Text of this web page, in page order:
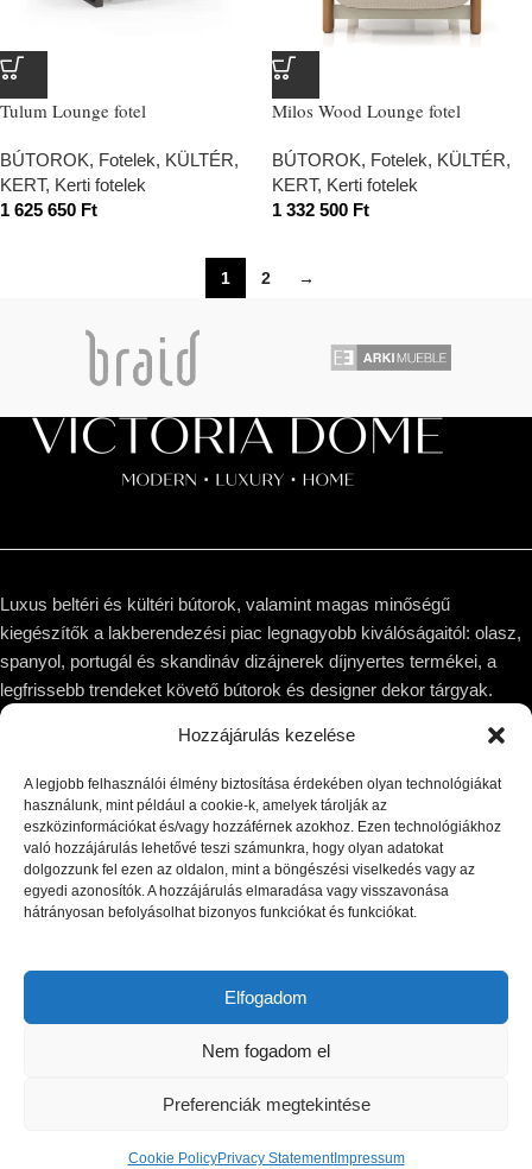
Hozzájárulás kezelése
A legjobb felhasználói élmény biztosítása érdekében olyan technológiákat
használunk, mint például a cookie-k, amelyek tárolják az
eszközinformációkat és/vagy hozzáférnek azokhoz. Ezen technológiákhoz
való hozzájárulás lehetővé teszi számunkra, hogy olyan adatokat
dolgozzunk fel ezen az oldalon, mint a böngészési viselkedés vagy az
egyedi azonosítók. A hozzájárulás elmaradása vagy visszavonása
hátrányosan befolyásolhat bizonyos funkciókat és funkciókat.
Elfogadom
Nem fogadom el
Preferenciák megtekintése
Cookie PolicyPrivacy StatementImpressum
Tulum Lounge fotel
BÚTOROK, Fotelek, KÜLTÉR,
KERT, Kerti fotelek
1 625 650 Ft
Milos Wood Lounge fotel
BÚTOROK, Fotelek, KÜLTÉR,
KERT, Kerti fotelek
1 332 500 Ft
1 2 →
Luxus beltéri és kültéri bútorok, valamint magas minőségű
kiegészítők a lakberendezési piac legnagyobb kiválóságaitól: olasz,
spanyol, portugál és skandináv dizájnerek díjnyertes termékei, a
legfrissebb trendeket követő bútorok és designer dekor tárgyak.
1044 Budapest, Megyeri út 53.
Email: hello@victoriadome.com
LEGUTÓBBI BEJEGYZÉSEK
KÍNÁLATUNK
INFORMÁCIÓ
© Copyright 2025 VICTORIA DOME | All rights reserved.